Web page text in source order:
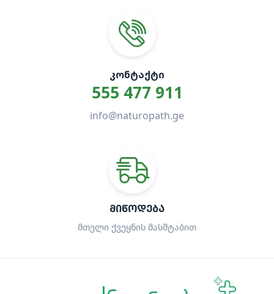
ᲙᲝᲜᲢᲐᲥᲢᲘ
555 477 911
info@naturopath.ge
ᲛᲘᲬᲝᲓᲔᲑᲐ
მთელი ქვეყნის მასშტაბით